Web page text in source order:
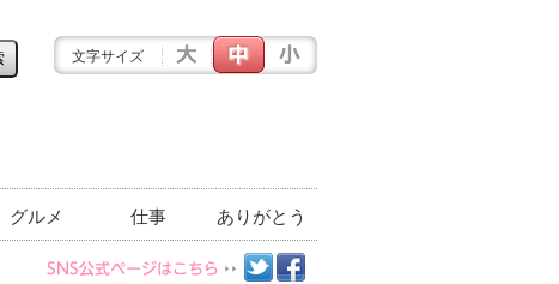
文字サイズ
グルメ 仕事 ありがとう